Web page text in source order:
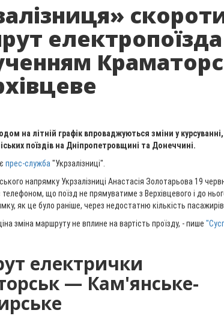
електропоїзда
на літній графік впроваджуються зміни у
поїздів на Дніпропетровщині та Донеччині.
прес-служба "Укрзалізниці".
напрямку Укрзалізниці Анастасія Золотарьова 19
що поїзд не прямуватиме з Верхівцевого і до
як це було раніше, через недостатню кількість пасажирів.
зміна маршруту не вплине на вартість проїзду, - пише
електрички
— Кам'янське-